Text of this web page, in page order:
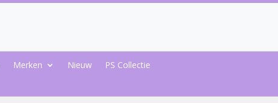
Merken Nieuw
PS Collectie